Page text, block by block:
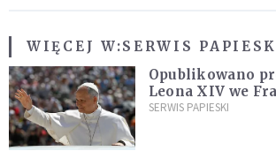
WIĘCEJ W:SERWIS
Opublikowano
Leona XIV we
SERWIS PAPIESKI